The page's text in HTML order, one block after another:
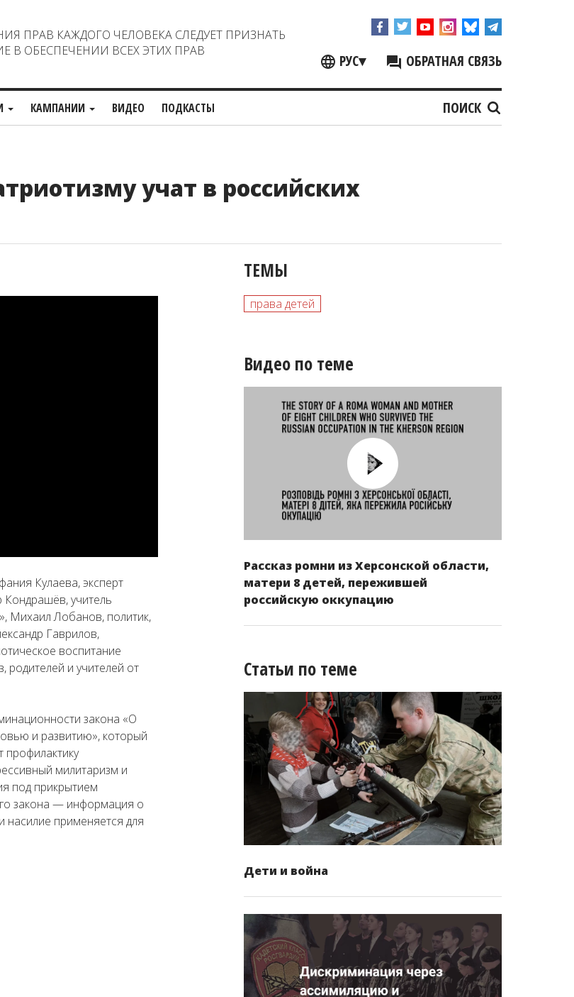
ПРАВ КАЖДОГО ЧЕЛОВЕКА СЛЕДУЕТ ПРИЗНАТЬ
ОБЕСПЕЧЕНИИ ВСЕХ ЭТИХ ПРАВ
РУС▾ ОБРАТНАЯ СВЯЗЬ
КАМПАНИИ ВИДЕО ПОДКАСТЫ ПОИСК
учат в российских
Кулаева, эксперт
учитель
Михаил Лобанов, политик,
Гаврилов,
воспитание
и учителей от
закона «О
и развитию», который
профилактику
милитаризм и
под прикрытием
закона — информация о
насилие применяется для
ТЕМЫ
права детей
Видео по теме
Рассказ ромни из Херсонской области,
матери 8 детей, пережившей
российскую оккупацию
Статьи по теме
Дети и война